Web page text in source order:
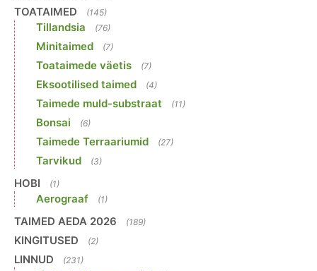
TOATAIMED (145)
Tillandsia (76)
Minitaimed (7)
Toataimede väetis (7)
Eksootilised taimed (4)
Taimede muld-substraat (11)
Bonsai (6)
Taimede Terraariumid (27)
Tarvikud (3)
HOBI (1)
Aerograaf (1)
TAIMED AEDA 2026 (189)
KINGITUSED (2)
LINNUD (231)